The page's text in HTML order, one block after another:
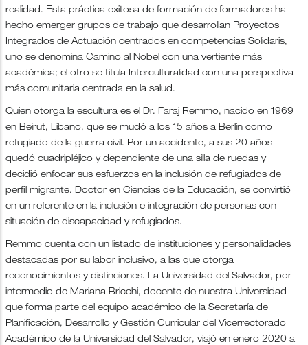
realidad. Esta práctica exitosa de formación de formadores ha
hecho emerger grupos de trabajo que desarrollan Proyectos
Integrados de Actuación centrados en competencias Solidaris,
uno se denomina Camino al Nobel con una vertiente más
académica; el otro se titula Interculturalidad con una perspectiva
más comunitaria centrada en la salud.
Quien otorga la escultura es el Dr. Faraj Remmo, nacido en 1969
en Beirut, Líbano, que se mudó a los 15 años a Berlín como
refugiado de la guerra civil. Por un accidente, a sus 20 años
quedó cuadripléjico y dependiente de una silla de ruedas y
decidió enfocar sus esfuerzos en la inclusión de refugiados de
perfil migrante. Doctor en Ciencias de la Educación, se convirtió
en un referente en la inclusión e integración de personas con
situación de discapacidad y refugiados.
Remmo cuenta con un listado de instituciones y personalidades
destacadas por su labor inclusivo, a las que otorga
reconocimientos y distinciones. La Universidad del Salvador, por
intermedio de Mariana Bricchi, docente de nuestra Universidad
que forma parte del equipo académico de la Secretaría de
Planificación, Desarrollo y Gestión Curricular del Vicerrectorado
Académico de la Universidad del Salvador, viajó en enero 2020 a